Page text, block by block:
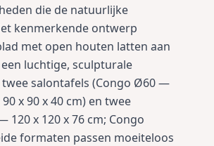
die de natuurlijke
kenmerkende ontwerp
met open houten latten aan
luchtige, sculpturale
salontafels (Congo Ø60 —
x 90 x 40 cm) en twee
x 120 x 76 cm; Congo
formaten passen moeiteloos